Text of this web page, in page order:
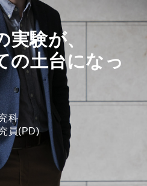
験が、
の土台になっ
科
員(PD)